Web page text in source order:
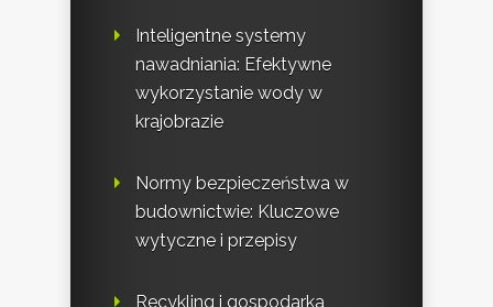
Inteligentne systemy
nawadniania: Efektywne
wykorzystanie wody w
krajobrazie
Normy bezpieczeństwa w
budownictwie: Kluczowe
wytyczne i przepisy
Recykling i gospodarka